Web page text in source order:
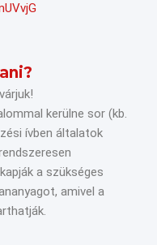
kerülne sor (kb.
ívben általatok
a szükséges
amivel a